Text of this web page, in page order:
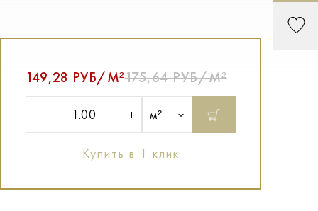
149,28 РУБ/М²175,64 РУБ/М²
м²
Купить в 1 клик